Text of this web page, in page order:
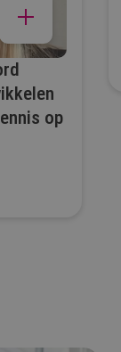
op